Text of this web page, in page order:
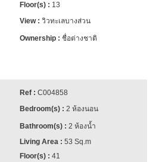
13
วิวทะเลบางส่วน
ชื่อต่างชาติ
C004858
2 ห้องนอน
2 ห้องน้ำ
53 Sq.m
41